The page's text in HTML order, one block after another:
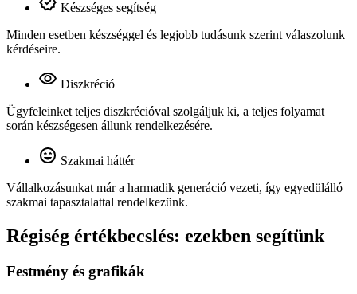
Készséges segítség
Minden esetben készséggel és legjobb tudásunk szerint válaszolunk
kérdéseire.
Diszkréció
Ügyfeleinket teljes diszkrécióval szolgáljuk ki, a teljes folyamat
során készségesen állunk rendelkezésére.
Szakmai háttér
Vállalkozásunkat már a harmadik generáció vezeti, így egyedülálló
szakmai tapasztalattal rendelkezünk.
Régiség értékbecslés: ezekben segítünk
Festmény és grafikák